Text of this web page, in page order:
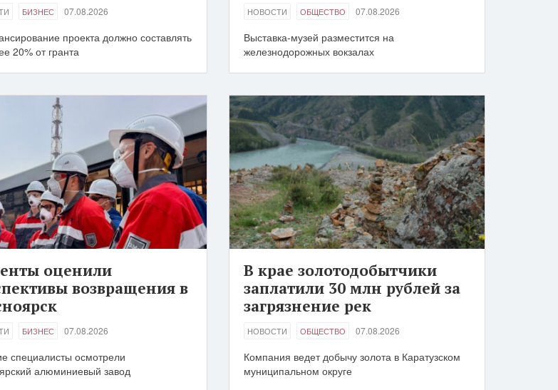
БИЗНЕС 07.08.2026
проекта должно составлять
20% от гранта
НОВОСТИ ОБЩЕСТВО 07.08.2026
Выставка-музей разместится на
железнодорожных вокзалах
оценили
возвращения в
БИЗНЕС 07.08.2026
специалисты осмотрели
алюминиевый завод
В крае золотодобытчики
заплатили 30 млн рублей за
загрязнение рек
НОВОСТИ ОБЩЕСТВО 07.08.2026
Компания ведет добычу золота в Каратузском
муниципальном округе